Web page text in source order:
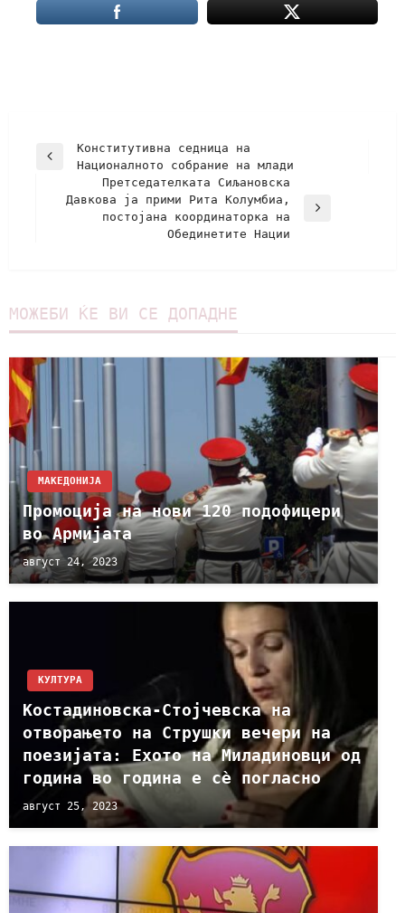
Конститутивна седница на
Националното собрание на млади
Претседателката Сиљановска
Давкова ја прими Рита Колумбиа,
постојана координаторка на
Обединетите Нации
МОЖЕБИ ЌЕ ВИ СЕ ДОПАДНЕ
МАКЕДОНИЈА
Промоција на нови 120 подофицери
во Армијата
август 24, 2023
КУЛТУРА
Костадиновска-Стојчевска на
отворањето на Струшки вечери на
поезијата: Ехото на Миладиновци од
година во година е сè погласно
август 25, 2023